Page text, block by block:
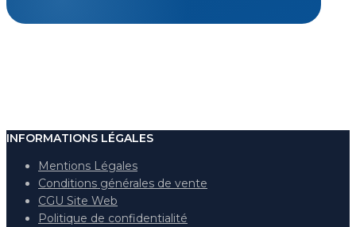
INFORMATIONS LÉGALES
Mentions Légales
Conditions générales de vente
CGU Site Web
Politique de confidentialité